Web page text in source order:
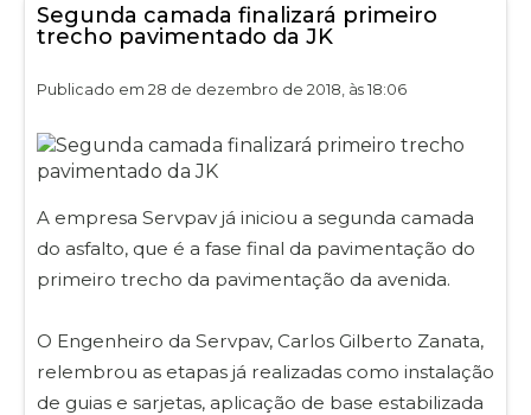
Segunda camada finalizará primeiro
trecho pavimentado da JK
Publicado em 28 de dezembro de 2018, às 18:06
A empresa Servpav já iniciou a segunda camada
do asfalto, que é a fase final da pavimentação do
primeiro trecho da pavimentação da avenida.
O Engenheiro da Servpav, Carlos Gilberto Zanata,
relembrou as etapas já realizadas como instalação
de guias e sarjetas, aplicação de base estabilizada